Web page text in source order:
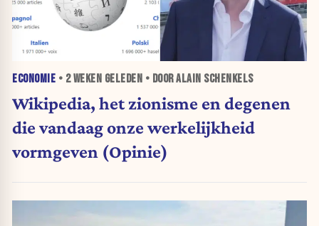
ECONOMIE • 2 WEKEN GELEDEN • DOOR ALAIN SCHENKELS
Wikipedia, het zionisme en degenen
die vandaag onze werkelijkheid
vormgeven (Opinie)